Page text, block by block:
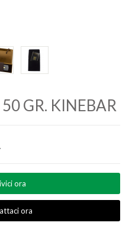
GR. KINEBAR
ora
ora